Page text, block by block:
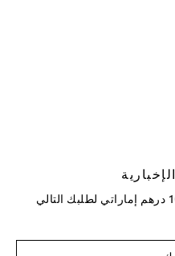
سجل و احصل على خصم بقيمة 100 درهم إماراتي لطلبك التالي